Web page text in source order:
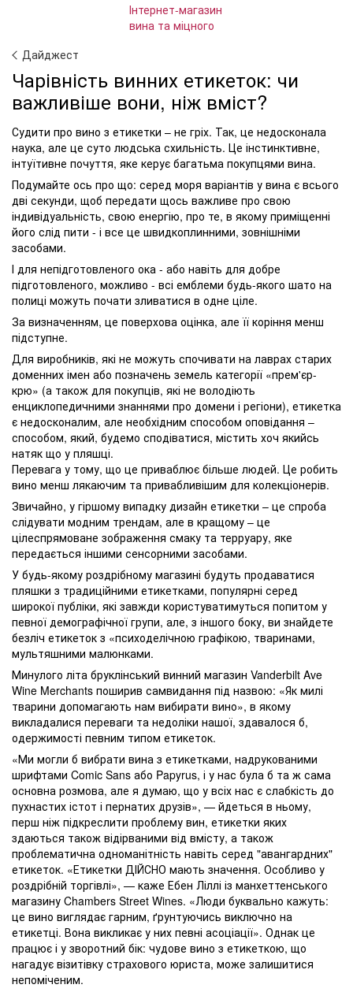
Дайджест
Чарівність винних етикеток: чи
важливіше вони, ніж вміст?
Судити про вино з етикетки – не гріх. Так, це недосконала
наука, але це суто людська схильність. Це інстинктивне,
інтуїтивне почуття, яке керує багатьма покупцями вина.
Подумайте ось про що: серед моря варіантів у вина є всього
дві секунди, щоб передати щось важливе про свою
індивідуальність, свою енергію, про те, в якому приміщенні
його слід пити - і все це швидкоплинними, зовнішніми
засобами.
І для непідготовленого ока - або навіть для добре
підготовленого, можливо - всі емблеми будь-якого шато на
полиці можуть почати зливатися в одне ціле.
За визначенням, це поверхова оцінка, але її коріння менш
підступне.
Для виробників, які не можуть спочивати на лаврах старих
доменних імен або позначень земель категорії «прем'єр-
крю» (а також для покупців, які не володіють
енциклопедичними знаннями про домени і регіони), етикетка
є недосконалим, але необхідним способом оповідання –
способом, який, будемо сподіватися, містить хоч якийсь
натяк що у пляшці.
Перевага у тому, що це приваблює більше людей. Це робить
вино менш лякаючим та привабливішим для колекціонерів.
Звичайно, у гіршому випадку дизайн етикетки – це спроба
слідувати модним трендам, але в кращому – це
цілеспрямоване зображення смаку та терруару, яке
передається іншими сенсорними засобами.
У будь-якому роздрібному магазині будуть продаватися
пляшки з традиційними етикетками, популярні серед
широкої публіки, які завжди користуватимуться попитом у
певної демографічної групи, але, з іншого боку, ви знайдете
безліч етикеток з «психоделічною графікою, тваринами,
мультяшними малюнками.
Минулого літа бруклінський винний магазин Vanderbilt Ave
Wine Merchants поширив самвидання під назвою: «Як милі
тварини допомагають нам вибирати вино», в якому
викладалися переваги та недоліки нашої, здавалося б,
одержимості певним типом етикеток.
«Ми могли б вибрати вина з етикетками, надрукованими
шрифтами Comic Sans або Papyrus, і у нас була б та ж сама
основна розмова, але я думаю, що у всіх нас є слабкість до
пухнастих істот і пернатих друзів», — йдеться в ньому,
перш ніж підкреслити проблему вин, етикетки яких
здаються також відірваними від вмісту, а також
проблематична одноманітність навіть серед "авангардних"
етикеток. «Етикетки ДІЙСНО мають значення. Особливо у
роздрібній торгівлі», — каже Ебен Ліллі із манхеттенського
магазину Chambers Street Wines. «Люди буквально кажуть:
це вино виглядає гарним, ґрунтуючись виключно на
етикетці. Вона викликає у них певні асоціації». Однак це
працює і у зворотний бік: чудове вино з етикеткою, що
нагадує візитівку страхового юриста, може залишитися
непоміченим.